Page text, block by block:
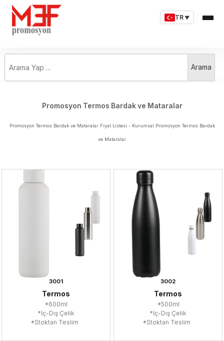
TR ▼
Arama Yap ...
Arama
Promosyon Termos Bardak ve Mataralar
Promosyon Termos Bardak ve Mataralar Fiyat Listesi - Kurumsal Promosyon Termos Bardak
ve Mataralar
3001
Termos
*600ml
*İç-Dış Çelik
*Stoktan Teslim
3002
Termos
*500ml
*İç-Dış Çelik
*Stoktan Teslim